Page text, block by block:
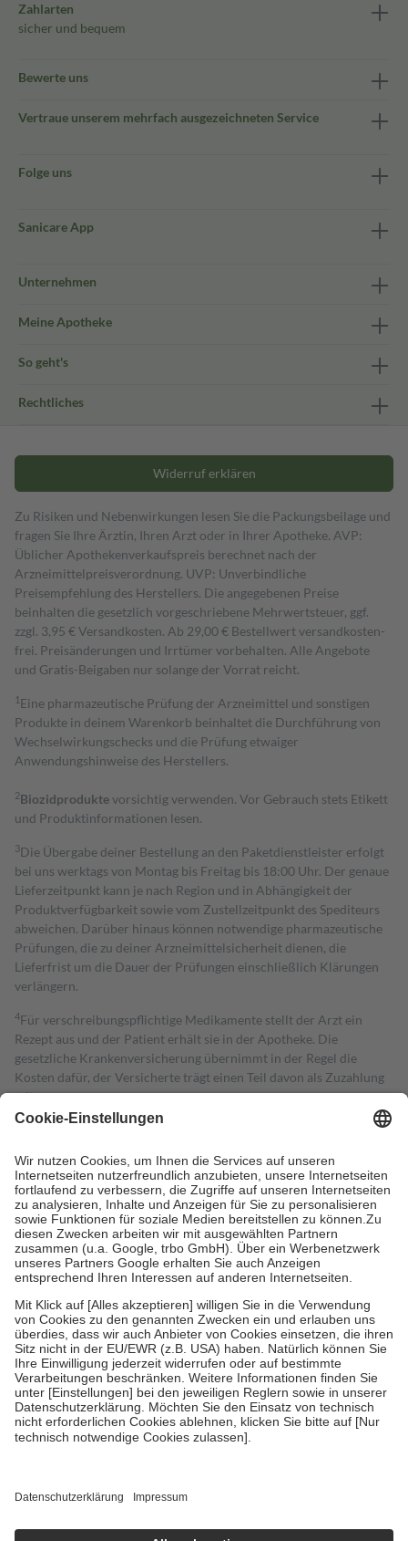
Zahlarten
sicher und bequem
Bewerte uns
Vertraue unserem mehrfach ausgezeichneten Service
Folge uns
Sanicare App
Unternehmen
Meine Apotheke
So geht's
Rechtliches
Widerruf erklären
Zu Risiken und Nebenwirkungen lesen Sie die Packungsbeilage und
fragen Sie Ihre Ärztin, Ihren Arzt oder in Ihrer Apotheke. AVP:
Üblicher Apothekenverkaufspreis berechnet nach der
Arzneimittelpreisverordnung. UVP: Unverbindliche
Preisempfehlung des Herstellers. Die angegebenen Preise
beinhalten die gesetzlich vorgeschriebene Mehrwertsteuer, ggf.
zzgl. 3,95 € Versandkosten. Ab 29,00 € Bestell­wert versand­kosten­
frei. Preisänderungen und Irrtümer vorbehalten. Alle Angebote
und Gratis-Beigaben nur solange der Vorrat reicht.
1 Eine pharmazeutische Prüfung der Arzneimittel und sonstigen
Produkte in deinem Warenkorb beinhaltet die Durchführung von
Wechselwirkungschecks und die Prüfung etwaiger
Anwendungshinweise des Herstellers.
2Biozidproduktevorsichtig verwenden. Vor Gebrauch stets Etikett
und Produktinformationen lesen.
3Die Übergabe deiner Bestellung an den Paketdienstleister erfolgt
bei uns werktags von Montag bis Freitag bis 18:00 Uhr. Der genaue
Lieferzeitpunkt kann je nach Region und in Abhängigkeit der
Produktverfügbarkeit sowie vom Zustellzeitpunkt des Spediteurs
abweichen. Darüber hinaus können notwendige pharmazeutische
Prüfungen, die zu deiner Arzneimittelsicherheit dienen, die
Lieferfrist um die Dauer der Prüfungen einschließlich Klärungen
verlängern.
4Für verschreibungspflichtige Medikamente stellt der Arzt ein
Rezept aus und der Patient erhält sie in der Apotheke. Die
gesetzliche Krankenversicherung übernimmt in der Regel die
Kosten dafür, der Versicherte trägt einen Teil davon als Zuzahlung
mit.
Grundsätzlich leisten Mitglieder Zuzahlungen in Höhe von zehn
höchstens zehn Euro.
Es sind jedoch nie mehr als die tatsächlichen
Kosten der Leistung zu entrichten.
Diese Regeln gelten grundsätzlich auch für Online-Apotheken.
Bei Heilmitteln und häuslicher Krankenpflege beträgt die
Zuzahlung zehn Prozent der Kosten sowie zehn Euro je
Verordnung.
Um das Engagement der Versicherten für ihre eigene Gesundheit zu
stärken und die besondere Stellung der Familie zu unterstützen,
fallenkeine Zuzahlungenan bei:
• Kindern und Jugendlichen bis zum vollendeten 18. Lebensjahr
mit Ausnahme der Fahrkosten
• Untersuchungen zur Vorsorge und Früherkennung, die von der
GKV getragen werden
• empfohlenen Schutzimpfungen
• Harn- und Blutteststreifen
getroffen, um sicherzustellen, dass es sich um echte Bewertungen
https://help.etrusted.com/hc/de/articles/4419944605341